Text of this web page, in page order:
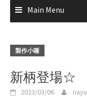
Main Menu
製作小噺
新柄登場☆
2023/03/06 nayu